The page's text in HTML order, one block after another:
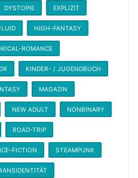
DYSTOPIE EXPLIZIT
HIGH-FANTASY
ROMANCE
KINDER- / JUGENDBUCH
MAGAZIN
NEW ADULT NONBINARY
ROAD-TRIP
FICTION STEAMPUNK